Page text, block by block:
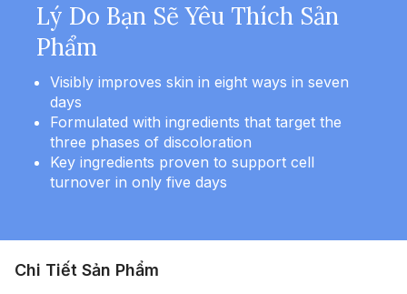
Lý Do Bạn Sẽ Yêu Thích Sản
Phẩm
Visibly improves skin in eight ways in seven
days
Formulated with ingredients that target the
three phases of discoloration
Key ingredients proven to support cell
turnover in only five days
Chi Tiết Sản Phẩm